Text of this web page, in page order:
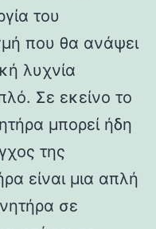
του
που θα ανάψει
λυχνία
Σε εκείνο το
μπορεί ήδη
της
είναι μια απλή
σε